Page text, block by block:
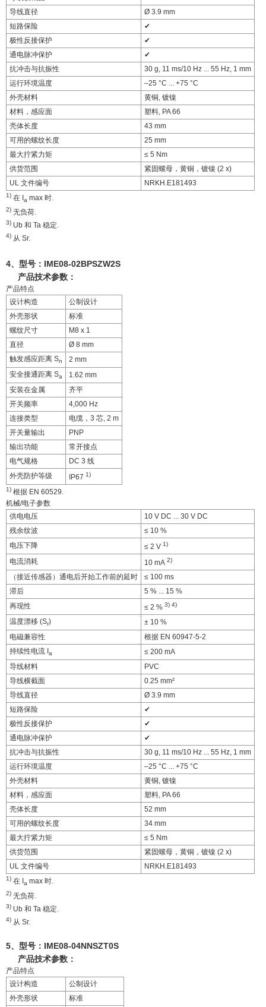
导线直径
Ø 3.9 mm
短路保险
✔
极性反接保护
✔
通电脉冲保护
✔
抗冲击与抗振性
30 g, 11 ms/10 Hz ... 55 Hz, 1 mm
运行环境温度
–25 °C ... +75 °C
外壳材料
黄铜, 镀镍
材料，感应面
塑料, PA 66
壳体长度
43 mm
可用的螺纹长度
25 mm
最大拧紧力矩
≤ 5 Nm
供货范围
紧固螺母，黄铜，镀镍 (2 x)
UL 文件编号
NRKH.E181493
1) 在 Ia max 时.
2) 无负荷.
3) Ub 和 Ta 稳定.
4) 从 Sr.
4、型号： IME08-02BPSZW2S
产品技术参数：
产品特点
设计构造
公制设计
外壳形状
标准
螺纹尺寸
M8 x 1
直径
Ø 8 mm
触发感应距离 Sn
2 mm
安全接通距离 Sa
1.62 mm
安装在金属
齐平
开关频率
4,000 Hz
连接类型
电缆，3 芯, 2 m
开关量输出
PNP
输出功能
常开接点
电气规格
DC 3 线
外壳防护等级
IP67 1)
1) 根据 EN 60529.
机械/电子参数
供电电压
10 V DC ... 30 V DC
残余纹波
≤ 10 %
电压下降
≤ 2 V 1)
电流消耗 10 mA 2)
（接近传感器）通电后开始工作前的延时
≤ 100 ms
滞后
5 % ... 15 %
再现性
≤ 2 % 3) 4)
温度漂移 (Sr)
± 10 %
电磁兼容性
根据 EN 60947-5-2
持续性电流 I a
≤ 200 mA
导线材料
PVC
导线横截面
0.25 mm²
导线直径
Ø 3.9 mm
短路保险
✔
极性反接保护
✔
通电脉冲保护
✔
抗冲击与抗振性
30 g, 11 ms/10 Hz ... 55 Hz, 1 mm
运行环境温度
–25 °C ... +75 °C
外壳材料
黄铜, 镀镍
材料，感应面
塑料, PA 66
壳体长度
52 mm
可用的螺纹长度
34 mm
最大拧紧力矩
≤ 5 Nm
供货范围
紧固螺母，黄铜，镀镍 (2 x)
UL 文件编号
NRKH.E181493
1) 在 I a max 时.
2) 无负荷.
3) Ub 和 Ta 稳定.
4) 从 Sr.
5、型号： IME08-04NNSZT0S
产品技术参数：
产品特点
设计构造
公制设计
外壳形状
标准